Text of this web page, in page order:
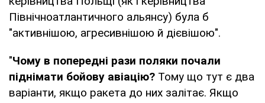
Північноатлантичного альянсу) була б
"активнішою, агресивнішою й дієвішою".
"Чому в попередні рази поляки почали
піднімати бойову авіацію? Тому що тут є два
варіанти, якщо ракета до них залітає. Якщо